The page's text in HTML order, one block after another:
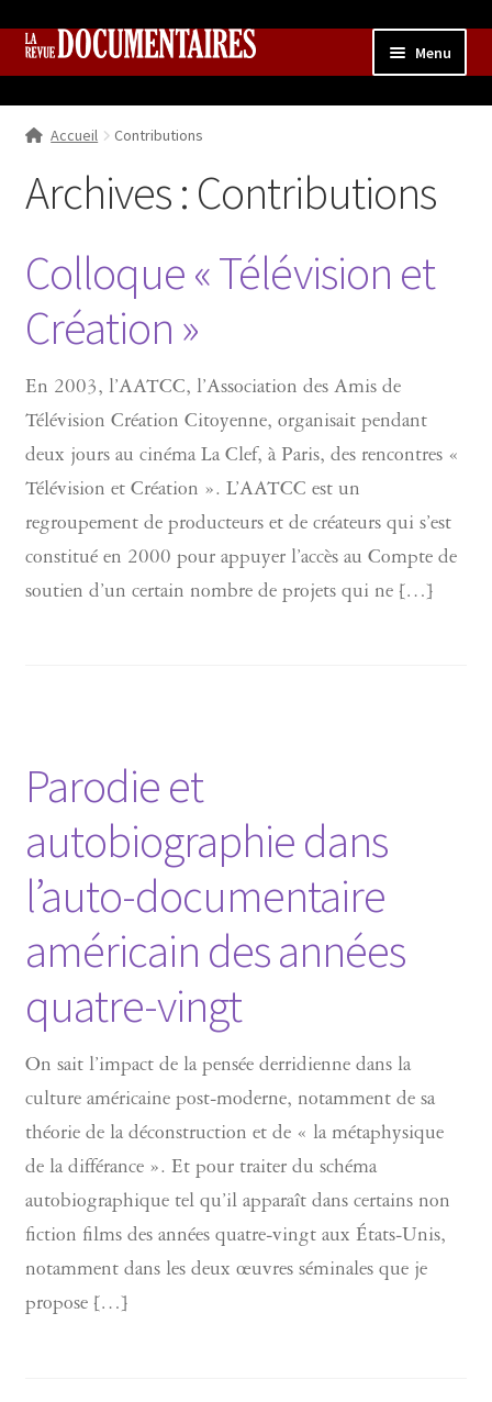
Aller
navigation
Aller
Menu
Qui sommes nous ?
menu
Collection
le
menu
Boutique
Ouvrir
Accueil Contributions
Archives : Contributions
Colloque « Télévision et
Création »
En 2003, l’AATCC, l’Association des Amis de
Télévision Création Citoyenne, organisait pendant
deux jours au cinéma La Clef, à Paris, des rencontres «
Télévision et Création ». L’AATCC est un
regroupement de producteurs et de créateurs qui s’est
constitué en 2000 pour appuyer l’accès au Compte de
soutien d’un certain nombre de projets qui ne […]
Parodie et
autobiographie dans
l’auto-documentaire
américain des années
quatre-vingt
On sait l’impact de la pensée derridienne dans la
culture américaine post-moderne, notamment de sa
théorie de la déconstruction et de « la métaphysique
de la différance ». Et pour traiter du schéma
autobiographique tel qu’il apparaît dans certains non
fiction films des années quatre-vingt aux États-Unis,
notamment dans les deux œuvres séminales que je
propose […]